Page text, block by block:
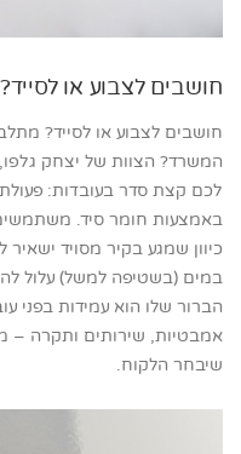
חושבים לצבוע או לסייד?
חושבים לצבוע או לסייד?
לכם קצת סדר בעובדות:
באמצעות חומר סיד.
כיוון שמגע בקיר מסויד ישאיר
במים (בשטיפה למשל) עלול
הברור שלו הוא עמידות בפני
אמבטיות, שירותים ותקרה
שיבחר הלקוח.